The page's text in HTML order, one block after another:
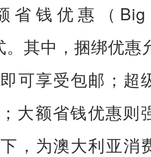
省钱优惠（Big
其中，捆绑优惠
可享受包邮；超
大额省钱优惠则
，为澳大利亚消